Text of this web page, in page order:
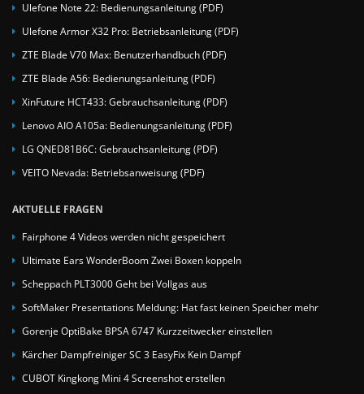
Ulefone Note 22: Bedienungsanleitung (PDF)
Ulefone Armor X32 Pro: Betriebsanleitung (PDF)
ZTE Blade V70 Max: Benutzerhandbuch (PDF)
ZTE Blade A56: Bedienungsanleitung (PDF)
XinFuture HCT433: Gebrauchsanleitung (PDF)
Lenovo AIO A105a: Bedienungsanleitung (PDF)
LG QNED81B6C: Gebrauchsanleitung (PDF)
VEITO Nevada: Betriebsanweisung (PDF)
AKTUELLE FRAGEN
Fairphone 4 Videos werden nicht gespeichert
Ultimate Ears WonderBoom Zwei Boxen koppeln
Scheppach PLT3000 Geht bei Vollgas aus
SoftMaker Presentations Meldung: Hat fast keinen Speicher mehr
Gorenje OptiBake BPSA 6747 Kurzzeitwecker einstellen
Kärcher Dampfreiniger SC 3 EasyFix Kein Dampf
CUBOT Kingkong Mini 4 Screenshot erstellen